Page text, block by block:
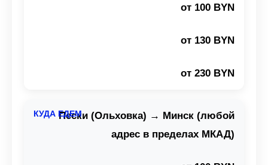
от 100 BYN
от 130 BYN
от 230 BYN
Пески (Ольховка) → Минск (любой
адрес в пределах МКАД)